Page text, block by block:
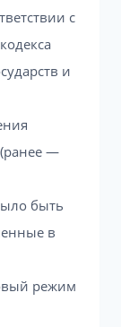
с
и
—
быть
в
режим